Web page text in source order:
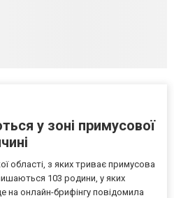
у зоні примусової
області, з яких триває примусова
103 родини, у яких
на онлайн-брифінгу повідомила